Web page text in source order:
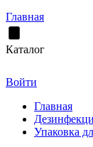
Главная
Каталог
Войти
Главная
Упаковка